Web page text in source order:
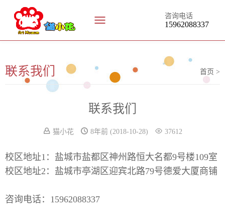
咨询电话
15962088337
联系我们 首页 >
联系我们
猫小花 8年前(2018-10-28) 37612
校区地址1：盐城市盐都区神州路恒大名都9号楼109室
校区地址2：盐城市亭湖区迎宾北路79号德爱大厦商铺
咨询电话： 15962088337